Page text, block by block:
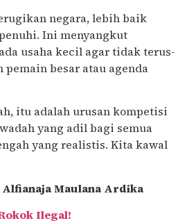
negara, lebih baik
Ini menyangkut
usaha kecil agar tidak terus-
besar atau agenda
itu adalah urusan kompetisi
yang adil bagi semua
yang realistis. Kita kawal
Maulana Ardika
Ilegal!